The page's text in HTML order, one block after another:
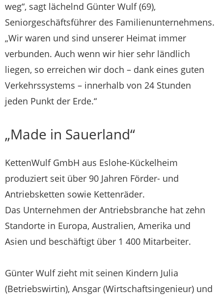
weg“, sagt lächelnd Günter Wulf (69),
Seniorgeschäftsführer des Familienunternehmens.
„Wir waren und sind unserer Heimat immer
verbunden. Auch wenn wir hier sehr ländlich
liegen, so erreichen wir doch – dank eines guten
Verkehrssystems – innerhalb von 24 Stunden
jeden Punkt der Erde.“
„Made in Sauerland“
KettenWulf GmbH aus Eslohe-Kückelheim
produziert seit über 90 Jahren Förder- und
Antriebsketten sowie Kettenräder.
Das Unternehmen der Antriebsbranche hat zehn
Standorte in Europa, Australien, Amerika und
Asien und beschäftigt über 1 400 Mitarbeiter.
Günter Wulf zieht mit seinen Kindern Julia
(Betriebswirtin), Ansgar (Wirtschaftsingenieur) und